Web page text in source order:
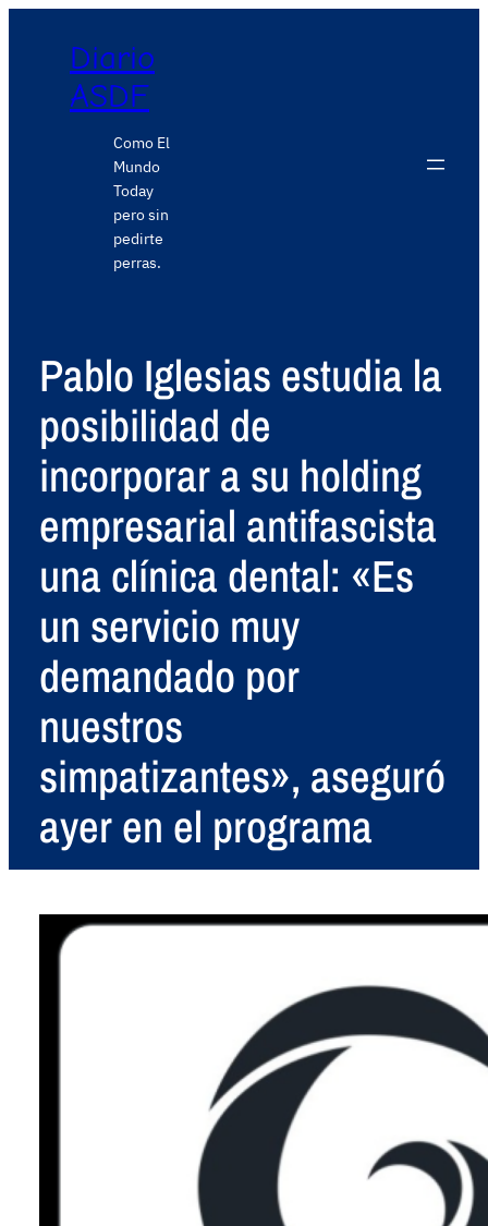
Diario
ASDF
Como El
Mundo
Today
pero sin
pedirte
perras.
Pablo Iglesias estudia la
posibilidad de
incorporar a su holding
empresarial antifascista
una clínica dental: «Es
un servicio muy
demandado por
nuestros
simpatizantes», aseguró
ayer en el programa